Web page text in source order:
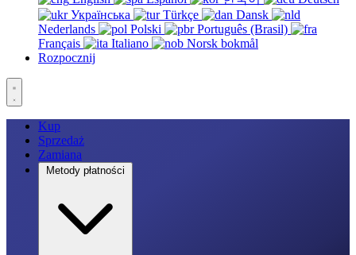
Українська
Türkçe
Dansk
Nederlands
Polski
Português (Brasil)
Français
Italiano
Norsk bokmål
Rozpocznij
Kup
Sprzedaż
Zamiana
Metody płatności